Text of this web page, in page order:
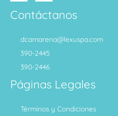
Contáctanos
dcamarena@lexuspa.com
390-2445
390-2446
Páginas Legales
Términos y Condiciones